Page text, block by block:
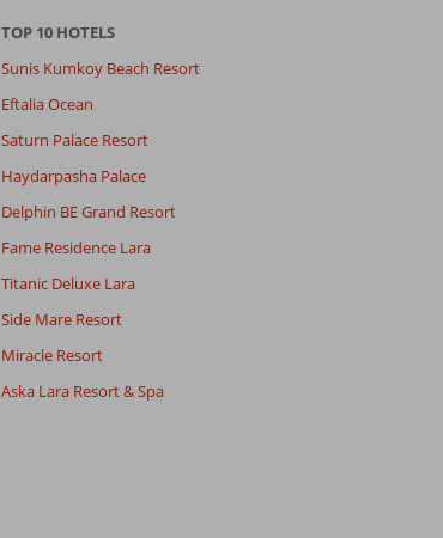
TOP 10 HOTELS
Sunis Kumkoy Beach Resort
Eftalia Ocean
Saturn Palace Resort
Haydarpasha Palace
Delphin BE Grand Resort
Fame Residence Lara
Titanic Deluxe Lara
Side Mare Resort
Miracle Resort
Aska Lara Resort & Spa